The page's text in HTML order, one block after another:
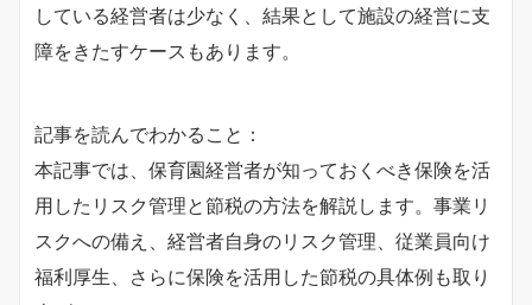
している経営者は少なく、結果として施設の経営に支
障をきたすケースもあります。
記事を読んでわかること：
本記事では、保育園経営者が知っておくべき保険を活
用したリスク管理と節税の方法を解説します。事業リ
スクへの備え、経営者自身のリスク管理、従業員向け
福利厚生、さらに保険を活用した節税の具体例も取り